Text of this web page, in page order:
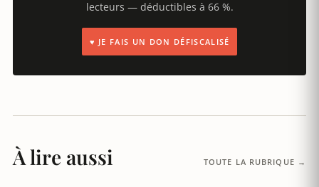
lecteurs — déductibles à 66 %.
♥ JE FAIS UN DON DÉFISCALISÉ
À lire aussi TOUTE LA RUBRIQUE →